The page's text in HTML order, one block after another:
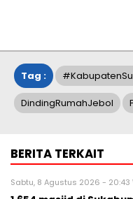
Tag :
DindingRumahJebol
BERITA TERKAIT
Sabtu, 8 Agustus 2026 - 20:43